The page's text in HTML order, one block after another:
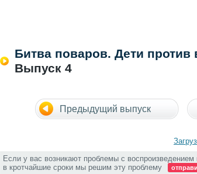
Битва поваров. Дети против
Выпуск 4
Предыдущий выпуск
Если у вас возникают проблемы с
в кротчайшие сроки мы решим эту проблему